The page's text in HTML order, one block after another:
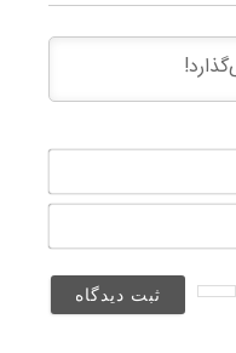
(منتشر